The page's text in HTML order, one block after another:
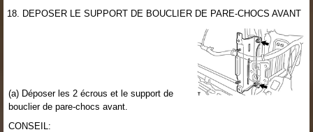
18. DEPOSER LE SUPPORT DE BOUCLIER DE PARE-CHOCS AVANT
(a) Déposer les 2 écrous et le support de
bouclier de pare-chocs avant.
CONSEIL: